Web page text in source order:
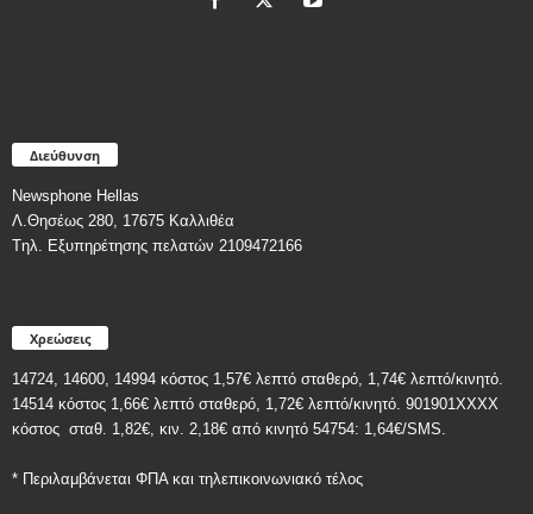
Διεύθυνση
Newsphone Hellas
Λ.Θησέως 280, 17675 Καλλιθέα
Tηλ. Εξυπηρέτησης πελατών 2109472166
Χρεώσεις
14724, 14600, 14994 κόστος 1,57€ λεπτό σταθερό, 1,74€ λεπτό/κινητό.
14514 κόστος 1,66€ λεπτό σταθερό, 1,72€ λεπτό/κινητό. 901901ΧΧΧΧ
κόστος σταθ. 1,82€, κιν. 2,18€ από κινητό 54754: 1,64€/SMS.
* Περιλαμβάνεται ΦΠΑ και τηλεπικοινωνιακό τέλος